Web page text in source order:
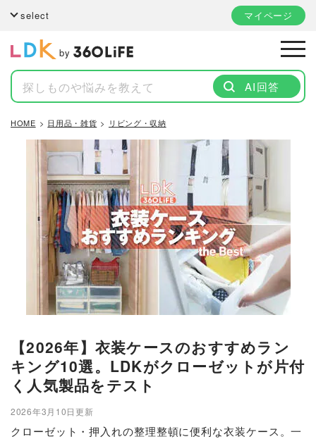
select マイページ
by
AI回答
HOME 日用品・雑貨 リビング・収納
【2026年】衣装ケースのおすすめラン
キング10選。LDKがクローゼットが片付
く人気製品をテスト
2026年3月10日更新
クローゼット・押入れの整理整頓に便利な衣装ケース。一